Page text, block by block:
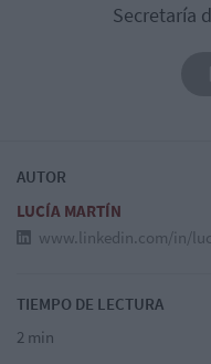
Secretaría
AUTOR
LUCÍA MARTÍN
www.linkedin.com/in/
TIEMPO DE LECTURA
2 min